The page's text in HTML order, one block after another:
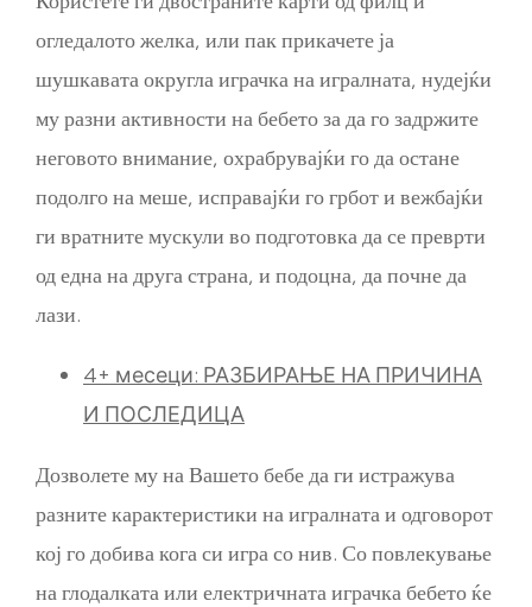
огледалото желка, или пак прикачете ја
шушкавата округла играчка на игралната, нудејќи
му разни активности на бебето за да го задржите
неговото внимание, охрабрувајќи го да остане
подолго на меше, исправајќи го грбот и вежбајќи
ги вратните мускули во подготовка да се преврти
од една на друга страна, и подоцна, да почне да
лази.
4+ месеци: РАЗБИРАЊЕ НА ПРИЧИНА
И ПОСЛЕДИЦА
Дозволете му на Вашето бебе да ги истражува
разните карактеристики на игралната и одговорот
кој го добива кога си игра со нив. Со повлекување
на глодалката или електричната играчка бебето ќе